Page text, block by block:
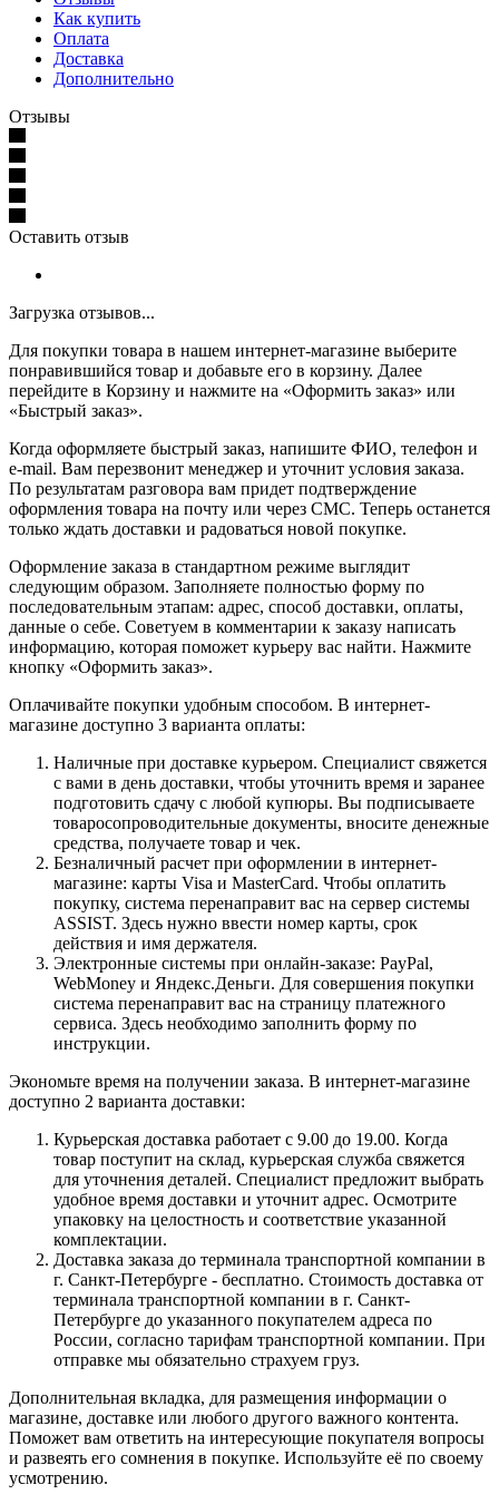
Как купить
Оплата
Доставка
Дополнительно
Отзывы
Оставить отзыв
Загрузка отзывов...
Для покупки товара в нашем интернет-магазине выберите
понравившийся товар и добавьте его в корзину. Далее
перейдите в Корзину и нажмите на «Оформить заказ» или
«Быстрый заказ».
Когда оформляете быстрый заказ, напишите ФИО, телефон и
e-mail. Вам перезвонит менеджер и уточнит условия заказа.
По результатам разговора вам придет подтверждение
оформления товара на почту или через СМС. Теперь останется
только ждать доставки и радоваться новой покупке.
Оформление заказа в стандартном режиме выглядит
следующим образом. Заполняете полностью форму по
последовательным этапам: адрес, способ доставки, оплаты,
данные о себе. Советуем в комментарии к заказу написать
информацию, которая поможет курьеру вас найти. Нажмите
кнопку «Оформить заказ».
Оплачивайте покупки удобным способом. В интернет-
магазине доступно 3 варианта оплаты:
Наличные при доставке курьером. Специалист свяжется
с вами в день доставки, чтобы уточнить время и заранее
подготовить сдачу с любой купюры. Вы подписываете
товаросопроводительные документы, вносите денежные
средства, получаете товар и чек.
Безналичный расчет при оформлении в интернет-
магазине: карты Visa и MasterCard. Чтобы оплатить
покупку, система перенаправит вас на сервер системы
ASSIST. Здесь нужно ввести номер карты, срок
действия и имя держателя.
Электронные системы при онлайн-заказе: PayPal,
WebMoney и Яндекс.Деньги. Для совершения покупки
система перенаправит вас на страницу платежного
сервиса. Здесь необходимо заполнить форму по
инструкции.
Экономьте время на получении заказа. В интернет-магазине
доступно 2 варианта доставки:
Курьерская доставка работает с 9.00 до 19.00. Когда
товар поступит на склад, курьерская служба свяжется
для уточнения деталей. Специалист предложит выбрать
удобное время доставки и уточнит адрес. Осмотрите
упаковку на целостность и соответствие указанной
комплектации.
Доставка заказа до терминала транспортной компании в
г. Санкт-Петербурге - бесплатно. Стоимость доставка от
терминала транспортной компании в г. Санкт-
Петербурге до указанного покупателем адреса по
России, согласно тарифам транспортной компании. При
отправке мы обязательно страхуем груз.
Дополнительная вкладка, для размещения информации о
магазине, доставке или любого другого важного контента.
Поможет вам ответить на интересующие покупателя вопросы
и развеять его сомнения в покупке. Используйте её по своему
усмотрению.